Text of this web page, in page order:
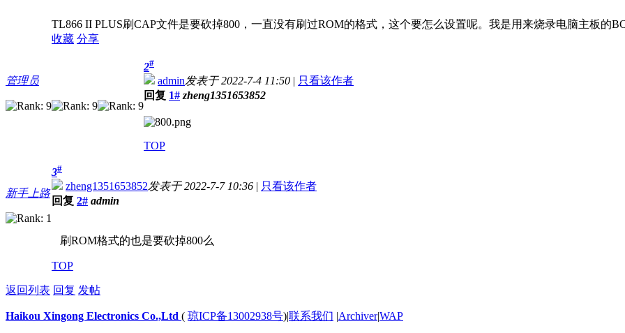
TL866 II PLUS刷CAP文件是要砍掉800，一直没有刷过ROM的格式，这个要怎么设置呢。我是用来烧录电脑主板的
收藏 分享
管理员
2#
admin发表于 2022-7-4 11:50 | 只看该作者
回复 1# zheng1351653852
TOP
新手上路
3#
zheng1351653852发表于 2022-7-7 10:36 | 只看该作者
回复 2# admin
刷ROM格式的也是要砍掉800么
TOP
返回列表 回复 发帖
Haikou Xingong Electronics Co.,Ltd ( 琼ICP备13002938号)|联系我们 |Archiver|WAP